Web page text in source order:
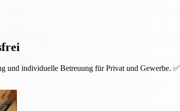
und individuelle Betreuung für Privat und Gewerbe. ✅